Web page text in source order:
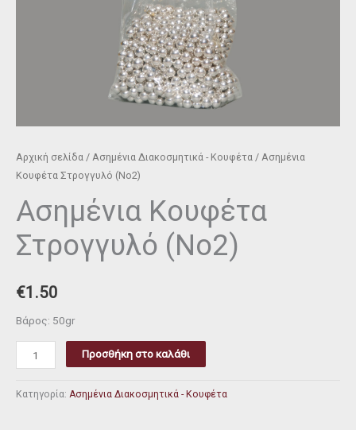
Αρχική σελίδα / Ασημένια Διακοσμητικά - Κουφέτα / Ασημένια
Κουφέτα Στρογγυλό (Νο2)
Ασημένια Κουφέτα
Στρογγυλό (Νο2)
€1.50
Βάρος: 50gr
Προσθήκη στο καλάθι
Κατηγορία: Ασημένια Διακοσμητικά - Κουφέτα